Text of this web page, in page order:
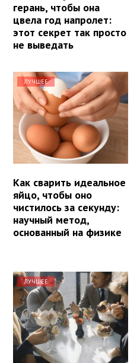
герань, чтобы она
цвела год напролет:
этот секрет так просто
не выведать
ЛУЧШЕЕ
Как сварить идеальное
яйцо, чтобы оно
чистилось за секунду:
научный метод,
основанный на физике
ЛУЧШЕЕ